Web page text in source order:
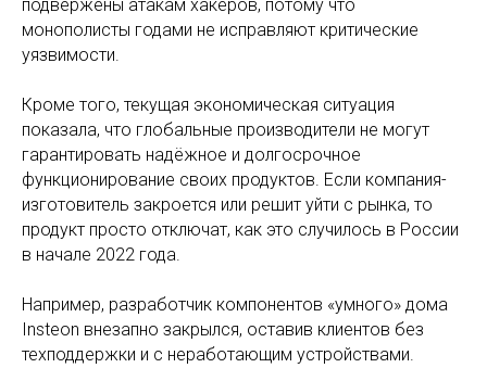
подвержены атакам хакеров, потому что
монополисты годами не исправляют критические
уязвимости.
Кроме того, текущая экономическая ситуация
показала, что глобальные производители не могут
гарантировать надёжное и долгосрочное
функционирование своих продуктов. Если компания-
изготовитель закроется или решит уйти с рынка, то
продукт просто отключат, как это случилось в России
в начале 2022 года.
Например, разработчик компонентов «умного» дома
Insteon внезапно закрылся, оставив клиентов без
техподдержки и с неработающим устройствами.